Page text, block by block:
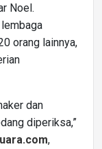
Noel.
orang lainnya,
dan
diperiksa,”
,